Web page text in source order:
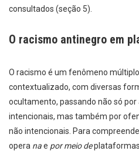
consultados (seção 5).
O racismo antinegro em
O racismo é um fenômeno
contextualizado, com diversas
ocultamento, passando não só
intencionais, mas também por
não intencionais. Para
opera nae por meio de